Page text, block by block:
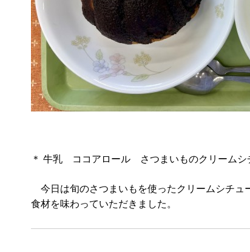
＊ 牛乳 ココアロール さつまいものクリームシ
今日は旬のさつまいもを使ったクリームシチュ
食材を味わっていただきました。